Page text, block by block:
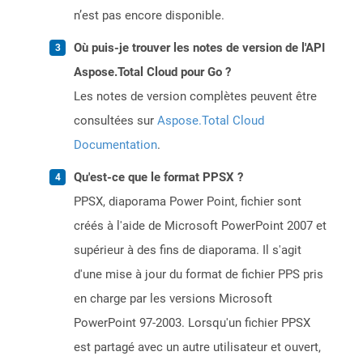
n’est pas encore disponible.
Où puis-je trouver les notes de version de l'API
Aspose.Total Cloud pour Go ?
Les notes de version complètes peuvent être
consultées sur Aspose.Total Cloud
Documentation.
Qu'est-ce que le format PPSX ?
PPSX, diaporama Power Point, fichier sont
créés à l'aide de Microsoft PowerPoint 2007 et
supérieur à des fins de diaporama. Il s'agit
d'une mise à jour du format de fichier PPS pris
en charge par les versions Microsoft
PowerPoint 97-2003. Lorsqu'un fichier PPSX
est partagé avec un autre utilisateur et ouvert,